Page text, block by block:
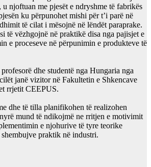
njoftuan me pjesët e ndryshme të fabrikës
ku përpunohet mishi për t’i parë në
të cilat i mësojnë në lëndët paraprake.
të vëzhgojnë në praktikë disa nga pajisjet e
e proceseve në përpunimin e produkteve të
dhe studentë nga Hungaria nga
janë vizitor në Fakultetin e Shkencave
rrjetit CEEPUS.
dhe të tilla planifikohen të realizohen
mund të ndikojmë ne rritjen e motivimit
e njohurive të tyre teorike
praktik në industri.